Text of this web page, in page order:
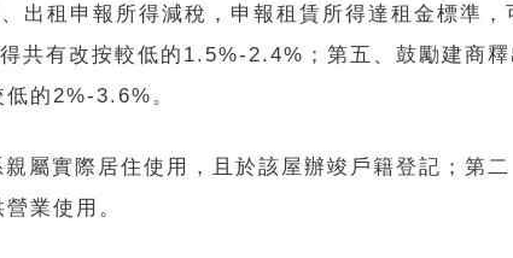
出租申報所得減稅，申報租賃所得達租金標準，
共有改按較低的1.5%-2.4%；第五、鼓勵建商釋
的2%-3.6%。
屬實際居住使用，且於該屋辦竣戶籍登記；第二
業使用。